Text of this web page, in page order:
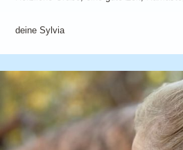
deine Sylvia